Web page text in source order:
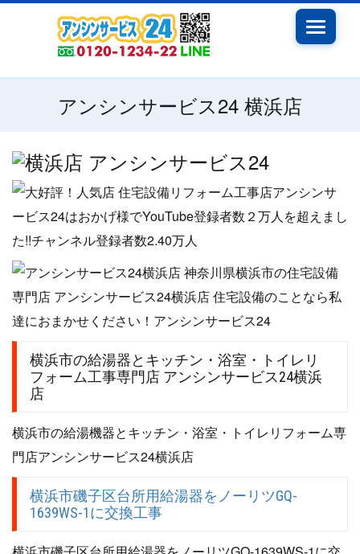
Toggle
アンシンサービス24 横浜店
横浜市の給湯器とキッチン・浴室・トイレリ
フォーム工事専門店 アンシンサービス24横浜
店
横浜市の給湯機器とキッチン・浴室・トイレリフォーム専
門店アンシンサービス24横浜店
横浜市磯子区台所用給湯器をノーリツGQ-
1639WS-1に交換工事